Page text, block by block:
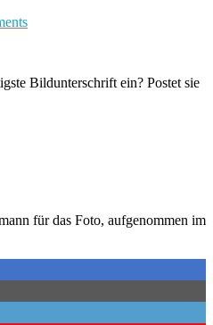
Bildunterschrift ein? Postet sie
für das Foto, aufgenommen im